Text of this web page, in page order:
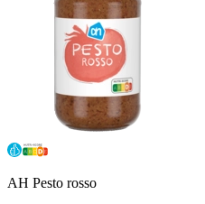
AH Pesto rosso